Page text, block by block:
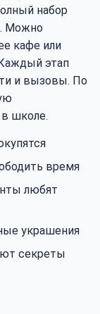
набор
Можно
кафе или
этап
и вызовы. По
школе.
время
любят
украшения
секреты